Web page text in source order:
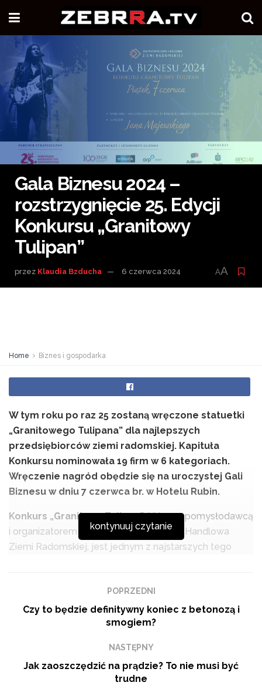
Gala Biznesu 2024 –
rozstrzygnięcie 25. Edycji
Konkursu „Granitowy
Tulipan”
przez Klaudia Bzducha 6 czerwca 2024 AA
Home Biznes i gospodarka
W tym roku po raz 25 zostaną wręczone statuetki
„Granitowego Tulipana” dla najlepszych
przedsiębiorców ziemi radomskiej. Kapituła
Konkursu nominowała 19 firm w 6 kategoriach.
Wręczenie nagród obędzie się na uroczystej Gali
Biznesu w dniu 7 czerwca br. w Hotelu Rubin.
Konkurs „Granitowy Tulipan”, którego pomysłodawcą
i organizatorem jest Izba Przemysłowo-Handlowa
Ziemi Radomskiej, jest jednym z najstarszych tego
dzięki odnoszonym sukcesom ekonomicznym,
profesjonalizmowi zarządzania i wprowadzaniu
nowoczesnych technologii, wyróżniają się zarówno na
Podobne tematy
kontynuuj czytanie
POPRZEDNI
Czy to będzie definitywny koniec z betonozą i
smogiem?
NASTĘPNY
Jak zaoszczędzić na prądzie? To nie musi być
trudne